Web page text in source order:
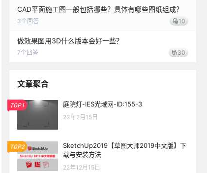
CAD平面施工图一般包括哪些？具体有哪些图纸组成？
3个回答 10
做效果图用3D什么版本会好一些？
7个回答 30
文章聚合
TOP1 庭院灯-IES光域网-ID:155-3
23年2月15日
TOP2
SketchUp2019【草图大师2019中文版】下
载与安装方法
22年12月15日